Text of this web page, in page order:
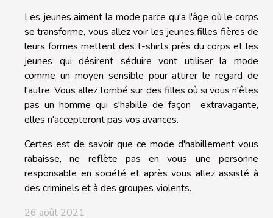
Les jeunes aiment la mode parce qu'a l'âge où le corps
se transforme, vous allez voir les jeunes filles fières de
leurs formes mettent des t-shirts près du corps et les
jeunes qui désirent séduire vont utiliser la mode
comme un moyen sensible pour attirer le regard de
l'autre. Vous allez tombé sur des filles où si vous n'êtes
pas un homme qui s'habille de façon extravagante,
elles n'accepteront pas vos avances.
Certes est de savoir que ce mode d'habillement vous
rabaisse, ne reflète pas en vous une personne
responsable en société et après vous allez assisté à
des criminels et à des groupes violents.
26 août 2021